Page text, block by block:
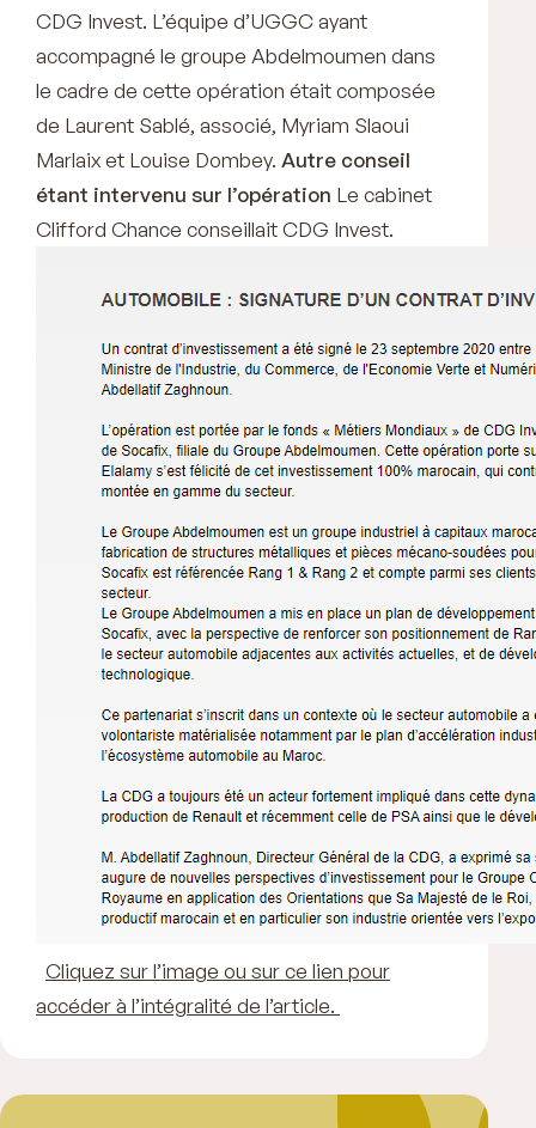
CDG Invest. L’équipe d’UGGC ayant
accompagné le groupe Abdelmoumen dans
le cadre de cette opération était composée
de Laurent Sablé, associé, Myriam Slaoui
Marlaix et Louise Dombey. Autre conseil
étant intervenu sur l’opération Le cabinet
Clifford Chance conseillait CDG Invest.
Cliquez sur l’image ou sur ce lien pour
accéder à l’intégralité de l’article.